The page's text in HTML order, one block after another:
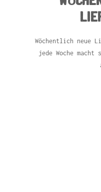
Wöchentlich neue
jede Woche